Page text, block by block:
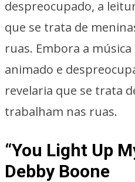
despreocupado, a
que se trata de
ruas. Embora a
animado e
revelaria que se trata
trabalham nas ruas.
“You Light Up
Debby Boone